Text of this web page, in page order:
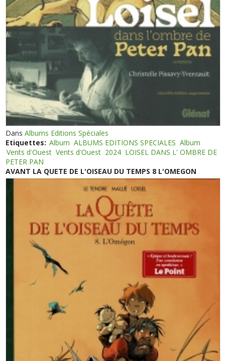
DansAlbums Editions Spéciales
Etiquettes: Album ALBUMS EDITIONS SPECIALES Album
Vents d'Ouest Vents d'Ouest 2024 LOISEL DANS L' OMBRE DE
PETER PAN
AVANT LA QUETE DE L'OISEAU DU TEMPS 8 L'OMEGON